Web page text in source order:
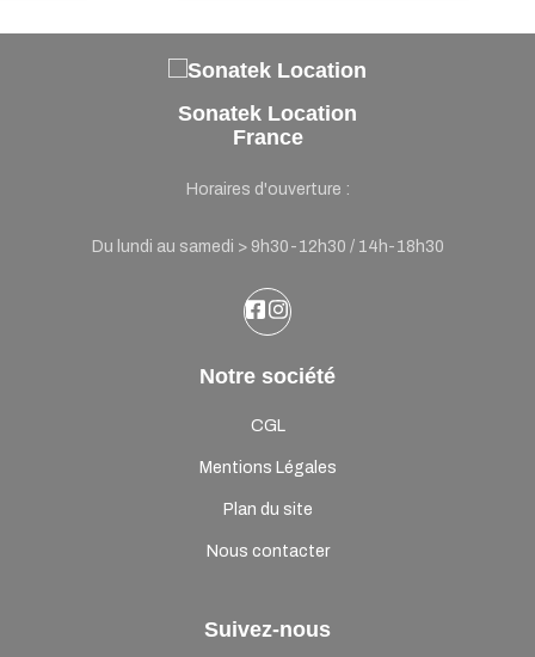
Sonatek Location
France
Horaires d'ouverture :
Du lundi au samedi > 9h30-12h30 / 14h-18h30
Notre société
CGL
Mentions Légales
Plan du site
Nous contacter
Suivez-nous